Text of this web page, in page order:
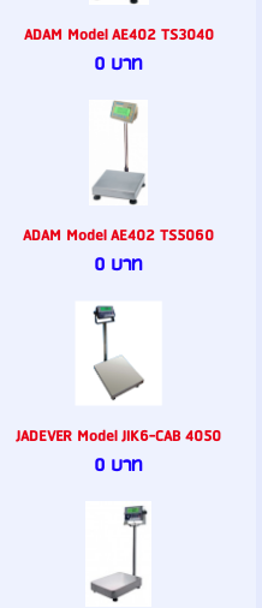
ADAM Model AE402 TS3040
0 บาท
ADAM Model AE402 TS5060
0 บาท
JADEVER Model JIK6-CAB 4050
0 บาท